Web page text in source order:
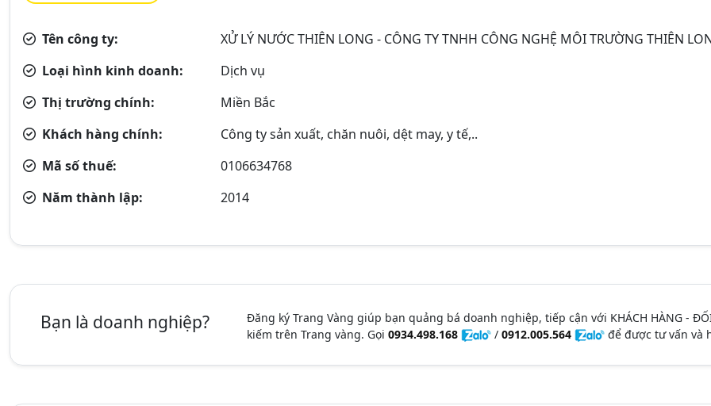
Tên công ty:
XỬ LÝ NƯỚC THIÊN LONG - CÔNG TY TNHH CÔNG NGHỆ MÔI TRƯỜNG THIÊN
Loại hình kinh doanh:
Dịch vụ
Thị trường chính:
Miền Bắc
Khách hàng chính:
Công ty sản xuất, chăn nuôi, dệt may, y tế,..
Mã số thuế:
0106634768
Năm thành lập:
2014
Bạn là doanh nghiệp?
Đăng ký Trang Vàng giúp bạn quảng bá doanh nghiệp, tiếp cận với KHÁCH HÀNG -
kiếm trên Trang vàng. Gọi 0934.498.168 / 0912.005.564 để được tư vấn và